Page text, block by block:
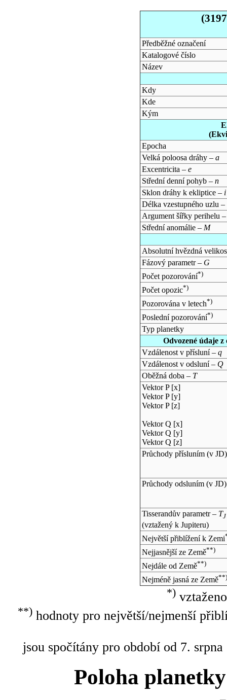
Předběžné označení
Katalogové číslo
Název
Kdy
Kde
Kým
Epocha
Velká poloosa dráhy – a
Excentricita – e
Střední denní pohyb – n
Sklon dráhy k ekliptice – i
Délka vzestupného uzlu –
Argument šířky perihelu
Střední anomálie – M
Absolutní hvězdná
Fázový parametr – G
Počet pozorování*)
Počet opozic*)
Pozorována v letech*)
Poslední pozorování*)
Typ planetky
Odvozené údaje
Vzdálenost v přísluní – q
Vzdálenost v odsluní – Q
Oběžná doba – T
Vektor P [x]
Vektor P [y]
Vektor P [z]
Vektor Q [x]
Vektor Q [y]
Vektor Q [z]
Průchody přísluním (v JD)
Průchody odsluním (v JD)
Tisserandův parametr – TJ
(vztažený k Jupiteru)
Největší přiblížení k Zemi
Nejjasnější ze Země**)
Nejdále od Země**)
Nejméně jasná ze Země**)
*)
**)hodnoty pro největší/nejmenší
jsou spočítány pro období od 7.
Poloha